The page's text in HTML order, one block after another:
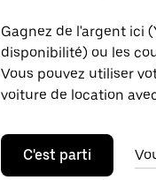
Gagnez de l'argent ici
disponibilité) ou les
Vous pouvez utiliser
voiture de location
C'est parti